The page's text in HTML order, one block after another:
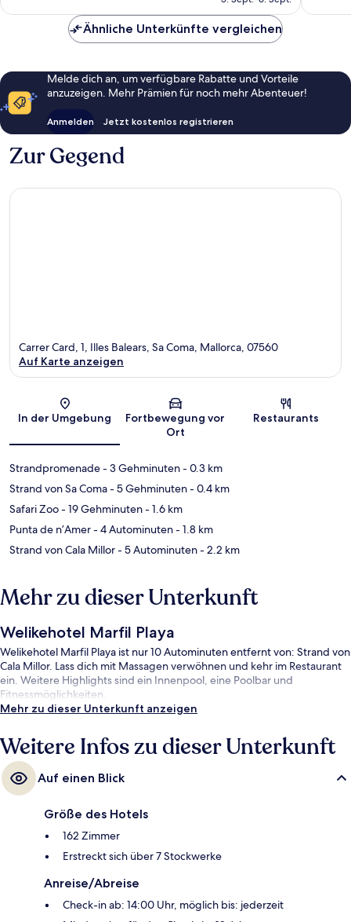
Bewertungen
Ähnliche Unterkünfte vergleichen
Melde dich an, um verfügbare Rabatte und Vorteile
anzuzeigen. Mehr Prämien für noch mehr Abenteuer!
Anmelden Jetzt kostenlos registrieren
Zur Gegend
Karte
Carrer Card, 1, Illes Balears, Sa Coma, Mallorca, 07560
Auf Karte anzeigen
In der Umgebung
Fortbewegung vor
Ort
Restaurants
Strandpromenade- 3 Gehminuten- 0.3 km
Strand von Sa Coma- 5 Gehminuten- 0.4 km
Safari Zoo- 19 Gehminuten- 1.6 km
Punta de n’Amer- 4 Autominuten- 1.8 km
Strand von Cala Millor- 5 Autominuten- 2.2 km
Mehr zu dieser Unterkunft
Welikehotel Marfil Playa
Welikehotel Marfil Playa ist nur 10 Autominuten entfernt von: Strand von
Cala Millor. Lass dich mit Massagen verwöhnen und kehr im Restaurant
ein. Weitere Highlights sind ein Innenpool, eine Poolbar und
Fitnessmöglichkeiten.
Mehr zu dieser Unterkunft anzeigen
Weitere Infos zu dieser Unterkunft
Auf einen Blick
Größe des Hotels
162 Zimmer
Erstreckt sich über 7 Stockwerke
Anreise/Abreise
Check-in ab: 14:00 Uhr, möglich bis: jederzeit